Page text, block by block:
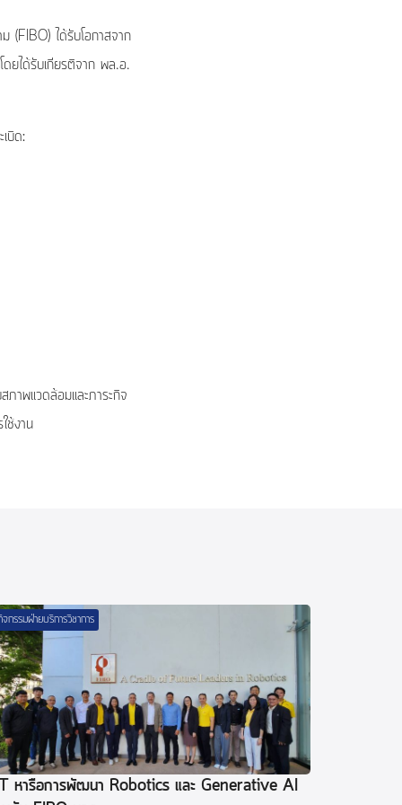
(FIBO) ได้รับโอกาสจาก
ดยได้รับเกียรติจาก พล.อ.
บิด:
าพแวดล้อมและภาระกิจ
ช้งาน
กรรมฝ่ายบริการวิชาการ
หารือการพัฒนา Robotics และ Generative AI